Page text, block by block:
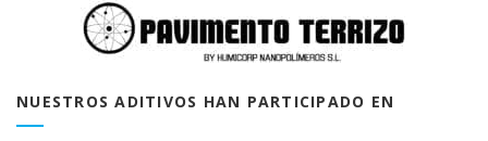
NUESTROS ADITIVOS HAN PARTICIPADO EN